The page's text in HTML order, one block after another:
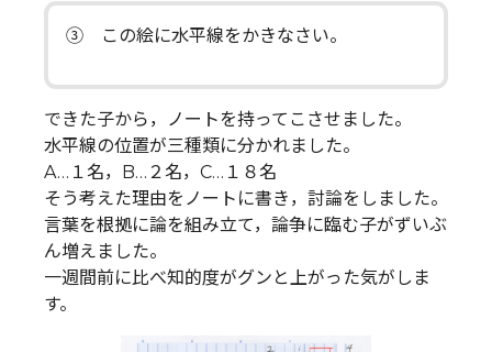
③ この絵に水平線をかきなさい。
できた子から，ノートを持ってこさせました。
水平線の位置が三種類に分かれました。
A…１名，B…２名，C…１８名
そう考えた理由をノートに書き，討論をしました。
言葉を根拠に論を組み立て，論争に臨む子がずいぶ
ん増えました。
一週間前に比べ知的度がグンと上がった気がしま
す。